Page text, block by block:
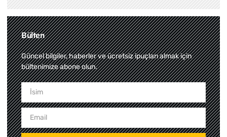
Bülten
Güncel bilgiler, haberler ve ücretsiz ipuçları almak için
bültenimize abone olun.